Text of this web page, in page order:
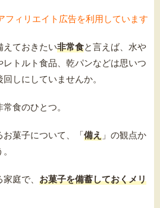
フィリエイト広告を利用しています
えておきたい非常食と言えば、水や
トルト食品、乾パンなどは思いつ
回しにしていませんか。
食のひとつ。
菓子について、「備え 」の観点か
庭で、 お菓子を備蓄しておくメリ